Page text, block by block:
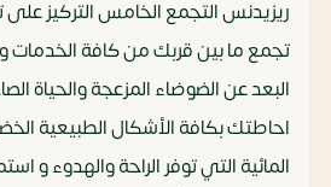
ريزيدنس التجمع الخامس التركيز
تجمع ما بين قربك من كافة الخدمات
البعد عن الضوضاء المزعجة والحياة
احاطتك بكافة الأشكال الطبيعية
المائية التي توفر الراحة والهدوء و